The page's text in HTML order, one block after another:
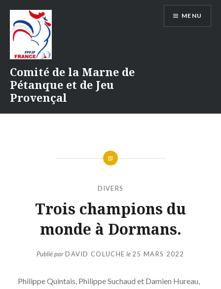
contenu
Comité de la Marne de
Pétanque et de Jeu
Provençal
MENU
DIVERS
Trois champions du
monde à Dormans.
Publié parDAVID COLUCHE le 25 MARS 2022
Philippe Quintais, Philippe Suchaud et Damien Hureau,